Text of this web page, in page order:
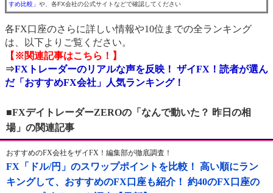
すめ比較」 や、各FX会社の公式サイトなどで確認してください
各FX口座のさらに詳しい情報や10位までの全ランキング
は、以下よりご覧ください。
【※関連記事はこちら！】
⇒FXトレーダーのリアルな声を反映！ ザイFX！読者が選ん
だ「おすすめFX会社」人気ランキング！
■FXデイトレーダーZEROの「なんで動いた？ 昨日の相
場」の関連記事
おすすめのFX会社をザイFX！編集部が徹底調査！
FX「ドル/円」のスワップポイントを比較！ 高い順にラン
キングして、おすすめのFX口座も紹介！ 約40のFX口座の